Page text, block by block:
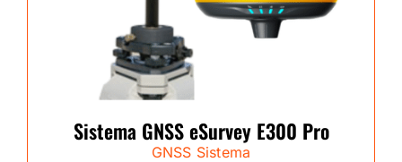
Sistema GNSS eSurvey E300 Pro
GNSS Sistema